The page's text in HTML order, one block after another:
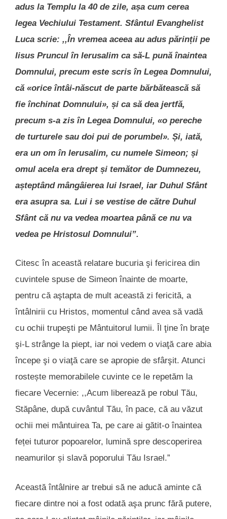
adus la Templu la 40 de zile, așa cum cerea
legea Vechiului Testament. Sfântul Evanghelist
Luca scrie: ,,În vremea aceea au adus părinții pe
Iisus Pruncul în Ierusalim ca să-L pună înaintea
Domnului, precum este scris în Legea Domnului,
că «orice întâi-născut de parte bărbătească să
fie închinat Domnului», și ca să dea jertfă,
precum s-a zis în Legea Domnului, «o pereche
de turturele sau doi pui de porumbel». Și, iată,
era un om în Ierusalim, cu numele Simeon; și
omul acela era drept și temător de Dumnezeu,
așteptând mângâierea lui Israel, iar Duhul Sfânt
era asupra sa. Lui i se vestise de către Duhul
Sfânt că nu va vedea moartea până ce nu va
vedea pe Hristosul Domnului”.
Citesc în această relatare bucuria şi fericirea din
cuvintele spuse de Simeon înainte de moarte,
pentru că aştapta de mult această zi fericită, a
întâlnirii cu Hristos, momentul când avea să vadă
cu ochii trupeşti pe Mântuitorul lumii. Îl ţine în braţe
şi-L strânge la piept, iar noi vedem o viaţă care abia
începe şi o viaţă care se apropie de sfârşit. Atunci
rostește memorabilele cuvinte ce le repetăm la
fiecare Vecernie: ,,Acum liberează pe robul Tău,
Stăpâne, după cuvântul Tău, în pace, că au văzut
ochii mei mântuirea Ta, pe care ai gătit-o înaintea
feței tuturor popoarelor, lumină spre descoperirea
neamurilor și slavă poporului Tău Israel.”
Această întâlnire ar trebui să ne aducă aminte că
fiecare dintre noi a fost odată aşa prunc fără putere,